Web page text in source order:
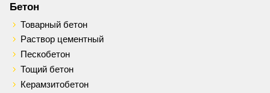
Бетон
Товарный бетон
Раствор цементный
Пескобетон
Тощий бетон
Керамзитобетон